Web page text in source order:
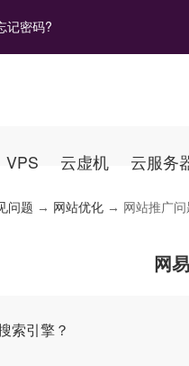
记密码?
VPS 云虚机 云服务
问题 → 网站优化 → 网站推广问
网
索引擎？